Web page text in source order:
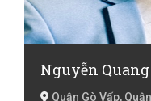
Nguyễn
Quận Gò Vấp,